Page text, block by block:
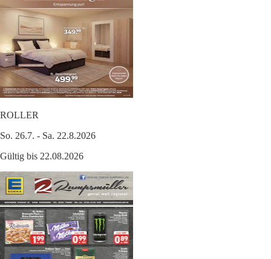
ROLLER
So. 26.7. - Sa. 22.8.2026
Gültig bis 22.08.2026